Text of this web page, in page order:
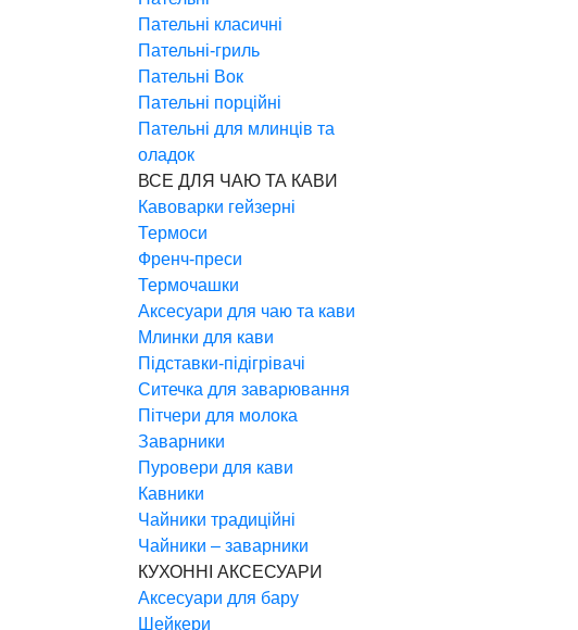
Пательні класичні
Пательні-гриль
Пательні Вок
Пательні порційні
Пательні для млинців та
оладок
ВСЕ ДЛЯ ЧАЮ ТА КАВИ
Кавоварки гейзерні
Термоси
Френч-преси
Термочашки
Аксесуари для чаю та кави
Млинки для кави
Підставки-підігрівачі
Ситечка для заварювання
Пітчери для молока
Заварники
Пуровери для кави
Кавники
Чайники традиційні
Чайники – заварники
КУХОННІ АКСЕСУАРИ
Аксесуари для бару
Шейкери